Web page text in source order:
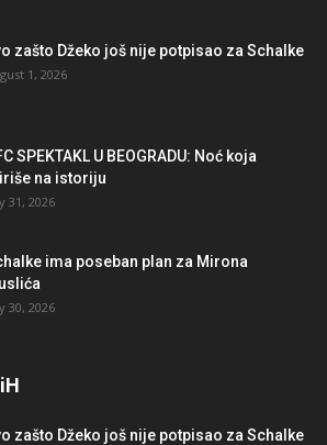
zašto Džeko još nije potpisao za Schalke
1, 2026
SPEKTAKL U BEOGRADU: Noć koja
na istoriju
31, 2026
ima poseban plan za Mirona
30, 2026
zašto Džeko još nije potpisao za Schalke